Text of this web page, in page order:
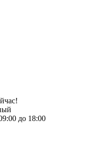
до 18:00